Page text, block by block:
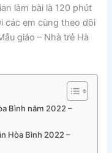
làm bài là 120 phút
các em cùng theo dõi
giáo – Nhà trẻ Hà
Bình năm 2022 –
Hòa Bình 2022 –